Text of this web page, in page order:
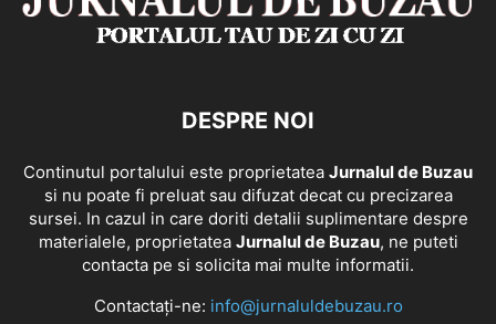
DESPRE NOI
Continutul portalului este proprietatea Jurnalul de Buzau
si nu poate fi preluat sau difuzat decat cu precizarea
sursei. In cazul in care doriti detalii suplimentare despre
materialele, proprietatea Jurnalul de Buzau, ne puteti
contacta pe si solicita mai multe informatii.
Contactați-ne: info@jurnaluldebuzau.ro